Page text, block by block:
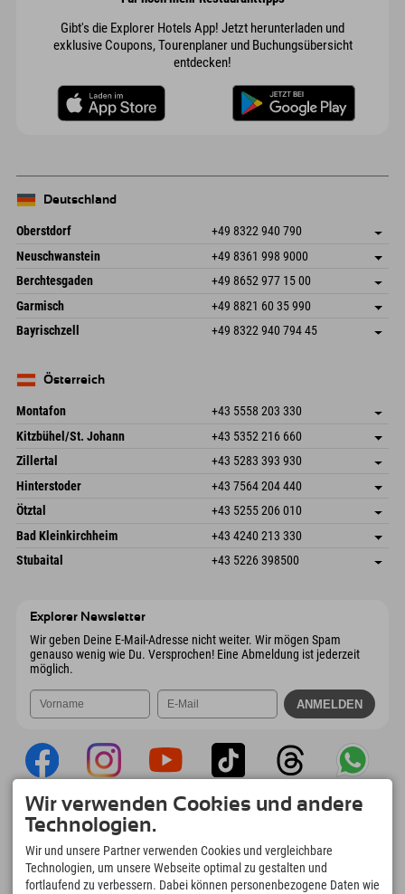
Gibt's die Explorer Hotels App! Jetzt herunterladen und
exklusive Coupons, Tourenplaner und Buchungsübersicht
entdecken!
Deutschland
Oberstdorf +49 8322 940 790
An der Breitach 3
Deutschland
Adresse speichern
Buchen
Neuschwanstein +49 8361 998 9000
An der Riese 45
87484 Nesselwang im Allgäu
Deutschland
Adresse speichern
Buchen
Berchtesgaden +49 8652 977 15 00
Hofreitstr. 7
Deutschland
Adresse speichern
Buchen
Garmisch +49 8821 60 35 990
Frickenstraße 22
82490 Farchant
Adresse speichern
Bayrischzell +49 8322 940 794 45
Deutschland
Österreich
Montafon +43 5558 203 330
Dorfstr. 127b
6793 Gaschurn/Montafon
Österreich
Adresse speichern
Buchen
Kitzbühel/St. Johann +43 5352 216 660
Speckbacherstraße 87
Österreich
Adresse speichern
Buchen
Zillertal +43 5283 393 930
Schmiedau 2
Österreich
Adresse speichern
Buchen
Hinterstoder +43 7564 204 440
Freizeitpark 10
Österreich
Adresse speichern
Buchen
Ötztal +43 5255 206 010
Gscheat 14
Österreich
Adresse speichern
Buchen
Bad Kleinkirchheim +43 4240 213 330
Dorfstraße 24
Adresse speichern
Stubaital +43 5226 398500
Explorer Newsletter
Wir geben Deine E-Mail-Adresse nicht weiter. Wir mögen Spam
genauso wenig wie Du. Versprochen! Eine Abmeldung ist jederzeit
möglich.
Explorer App
Upload Deiner #ExplorerMoments, Mein
Explorer To Go mit Buchungsübersicht,
Bucketlist, Restaurantübersicht uvm. Jetzt
downloaden!
Wir verwenden Cookies und andere
Technologien.
Wir und unsere Partner verwenden Cookies und vergleichbare
Technologien, um unsere Webseite optimal zu gestalten und
fortlaufend zu verbessern. Dabei können personenbezogene Daten wie